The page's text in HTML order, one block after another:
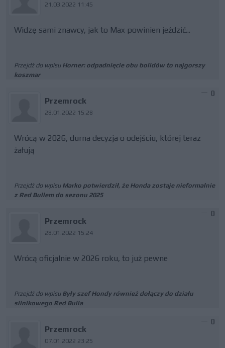
21.03.2022 11:45
Widzę sami znawcy, jak to Max powinien jeździć...
Przejdź do wpisu Horner: odpadnięcie obu bolidów to najgorszy
koszmar
Przemrock
28.01.2022 15:28
0
Wrócą w 2026, durna decyzja o odejściu, której teraz
żałują
Przejdź do wpisu Marko potwierdził, że Honda zostaje nieformalnie
z Red Bullem do sezonu 2025
Przemrock
28.01.2022 15:24
0
Wrócą oficjalnie w 2026 roku, to już pewne
Przejdź do wpisu Były szef Hondy również dołączy do działu
silnikowego Red Bulla
Przemrock
07.01.2022 23:25
0